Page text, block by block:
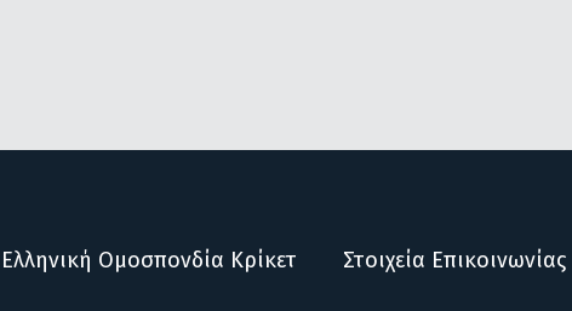
Ελληνική Ομοσπονδία Κρίκετ Στοιχεία Επικοινωνίας